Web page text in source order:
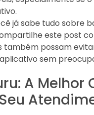
já sabe tudo sobre
este post
também possam
sem
A Melhor